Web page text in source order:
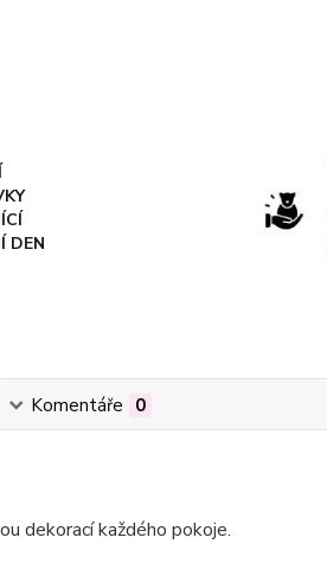
DEN
Komentáře 0
dekorací každého pokoje.